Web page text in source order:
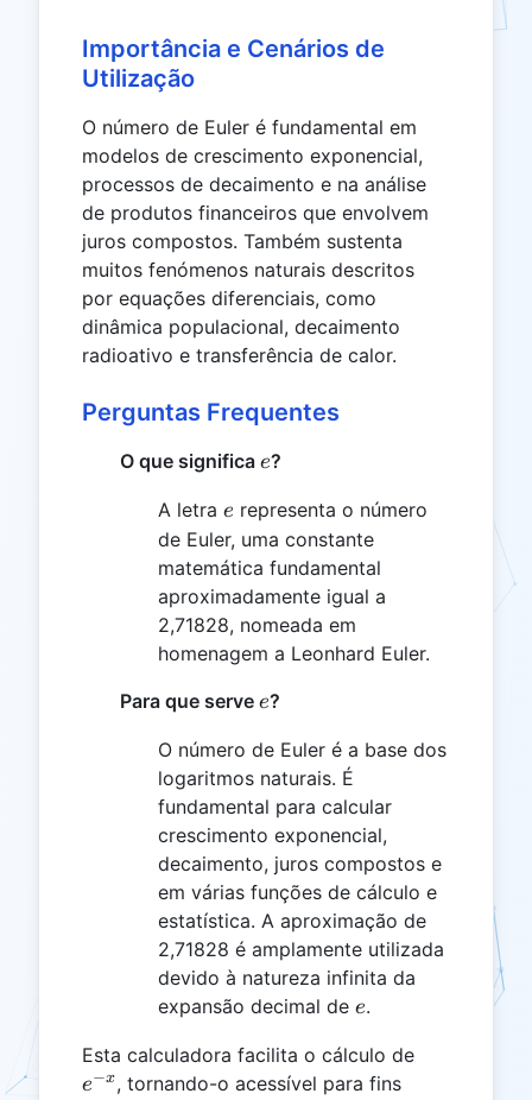
Importância e Cenários de
Utilização
O número de Euler é fundamental em
modelos de crescimento exponencial,
processos de decaimento e na análise
de produtos financeiros que envolvem
juros compostos. Também sustenta
muitos fenómenos naturais descritos
por equações diferenciais, como
dinâmica populacional, decaimento
radioativo e transferência de calor.
Perguntas Frequentes
O que significa e
e?
A letra e
e representa o número
de Euler, uma constante
matemática fundamental
aproximadamente igual a
2,71828, nomeada em
homenagem a Leonhard Euler.
Para que serve e
e?
O número de Euler é a base dos
logaritmos naturais. É
fundamental para calcular
crescimento exponencial,
decaimento, juros compostos e
em várias funções de cálculo e
estatística. A aproximação de
2,71828 é amplamente utilizada
devido à natureza infinita da
expansão decimal de e
e.
Esta calculadora facilita o cálculo de
e−x, tornando-o acessível para fins